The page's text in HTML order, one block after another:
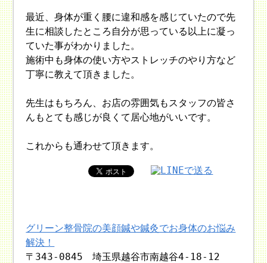
最近、身体が重く腰に違和感を感じていたので先
生に相談したところ自分が思っている以上に凝っ
ていた事がわかりました。
施術中も身体の使い方やストレッチのやり方など
丁寧に教えて頂きました。
先生はもちろん、お店の雰囲気もスタッフの皆さ
んもとても感じが良くて居心地がいいです。
これからも通わせて頂きます。
グリーン整骨院の美顔鍼や鍼灸でお身体のお悩み
解決！
〒343-0845 埼玉県越谷市南越谷4-18-12